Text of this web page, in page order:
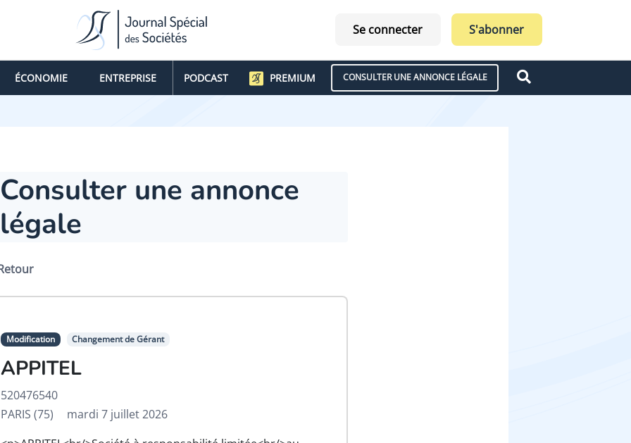
Se connecter S'abonner
ÉCONOMIE ENTREPRISE PODCAST PREMIUM CONSULTER UNE ANNONCE LÉGALE
Consulter une annonce
légale
Modification Changement de Gérant
APPITEL
520476540
PARIS (75)
mardi 7 juillet 2026